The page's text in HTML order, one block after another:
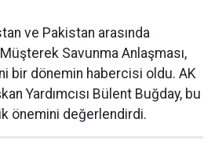
ve Pakistan arasında
Savunma Anlaşması,
bir dönemin habercisi oldu. AK
Yardımcısı Bülent Buğday, bu
önemini değerlendirdi.